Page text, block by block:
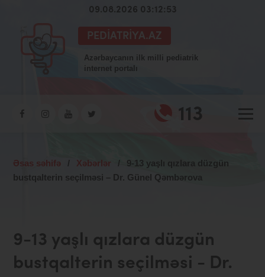
09.08.2026 03:12:54
PEDIATRIYA.AZ
Azərbaycanın ilk milli pediatrik
internet portalı
113
Əsas səhifə / Xəbərlər /
9-13 yaşlı qızlara düzgün
bustqalterin seçilməsi – Dr. Günel Qəmbərova
9-13 yaşlı qızlara düzgün
bustqalterin seçilməsi - Dr.